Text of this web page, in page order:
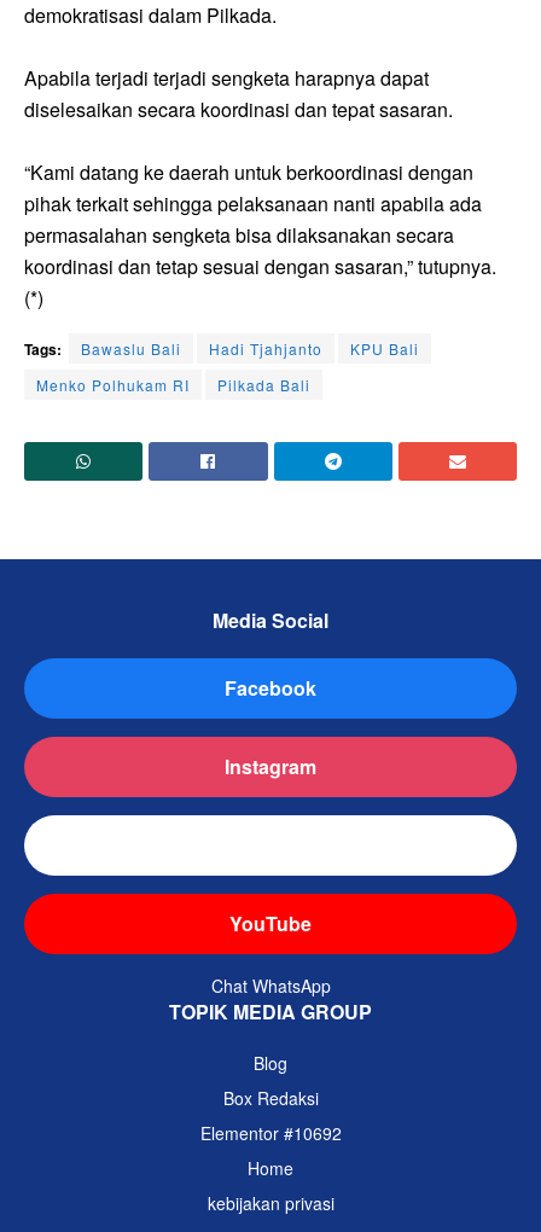
demokratisasi dalam Pilkada.
Apabila terjadi terjadi sengketa harapnya dapat
diselesaikan secara koordinasi dan tepat sasaran.
“Kami datang ke daerah untuk berkoordinasi dengan
pihak terkait sehingga pelaksanaan nanti apabila ada
permasalahan sengketa bisa dilaksanakan secara
koordinasi dan tetap sesuai dengan sasaran,” tutupnya.
(*)
Tags: Bawaslu Bali Hadi Tjahjanto
KPU Bali
Menko Polhukam RI
Pilkada Bali
Media Social
Facebook
Instagram
YouTube
Chat WhatsApp
TOPIK MEDIA GROUP
Blog
Box Redaksi
Elementor #10692
Home
kebijakan privasi